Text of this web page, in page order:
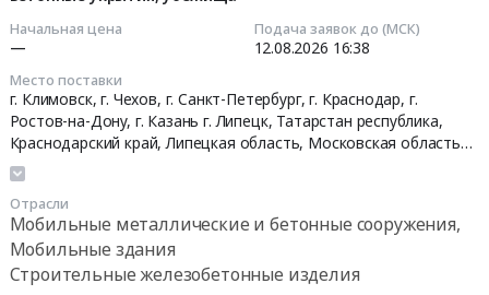
Начальная цена
—
Подача заявок до (МСК)
12.08.2026 16:38
Место поставки
г. Климовск, г. Чехов, г. Санкт-Петербург, г. Краснодар, г.
Ростов-на-Дону, г. Казань г. Липецк, Татарстан республика,
Краснодарский край,Липецкая область, Московская область,
Ростовская область
Отрасли
Мобильные металлические и бетонные сооружения,
Мобильные здания
Строительные железобетонные изделия